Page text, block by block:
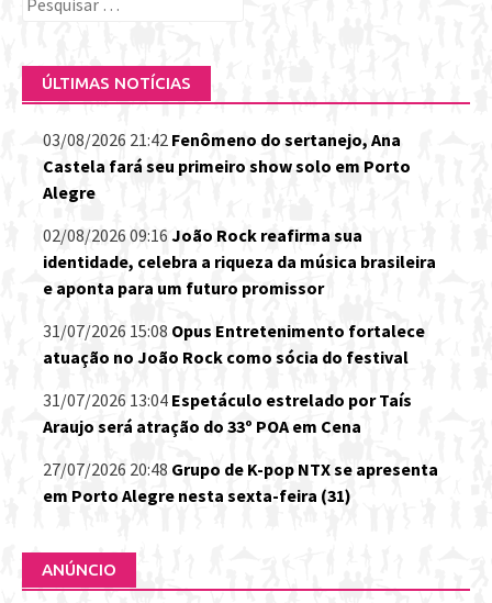
ÚLTIMAS NOTÍCIAS
03/08/2026 21:42 Fenômeno do sertanejo, Ana
Castela fará seu primeiro show solo em Porto
Alegre
02/08/2026 09:16 João Rock reafirma sua
identidade, celebra a riqueza da música brasileira
e aponta para um futuro promissor
31/07/2026 15:08 Opus Entretenimento fortalece
atuação no João Rock como sócia do festival
31/07/2026 13:04 Espetáculo estrelado por Taís
Araujo será atração do 33º POA em Cena
27/07/2026 20:48 Grupo de K-pop NTX se apresenta
em Porto Alegre nesta sexta-feira (31)
ANÚNCIO